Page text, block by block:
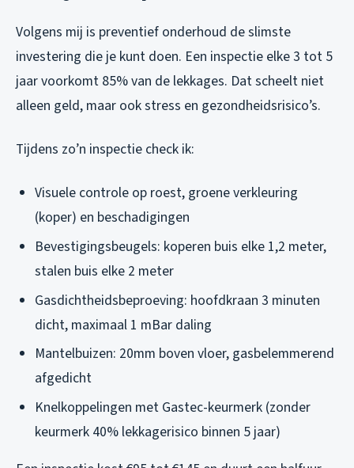
Volgens mij is preventief onderhoud de slimste
investering die je kunt doen. Een inspectie elke 3 tot 5
jaar voorkomt 85% van de lekkages. Dat scheelt niet
alleen geld, maar ook stress en gezondheidsrisico’s.
Tijdens zo’n inspectie check ik:
Visuele controle op roest, groene verkleuring
(koper) en beschadigingen
Bevestigingsbeugels: koperen buis elke 1,2 meter,
stalen buis elke 2 meter
Gasdichtheidsbeproeving: hoofdkraan 3 minuten
dicht, maximaal 1 mBar daling
Mantelbuizen: 20mm boven vloer, gasbelemmerend
afgedicht
Knelkoppelingen met Gastec-keurmerk (zonder
keurmerk 40% lekkagerisico binnen 5 jaar)